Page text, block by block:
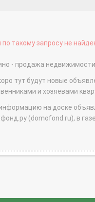
такому запросу не
- продажа
тут будут новые
и хозяевами
на доске
(domofond.ru), в